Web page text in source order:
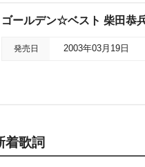
ゴールデン☆ベスト 柴田恭
発売日 2003年03月19日
着歌詞